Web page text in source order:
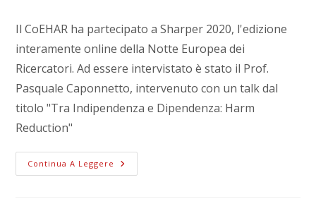
Il CoEHAR ha partecipato a Sharper 2020, l'edizione
interamente online della Notte Europea dei
Ricercatori. Ad essere intervistato è stato il Prof.
Pasquale Caponnetto, intervenuto con un talk dal
titolo "Tra Indipendenza e Dipendenza: Harm
Reduction"
Continua A Leggere